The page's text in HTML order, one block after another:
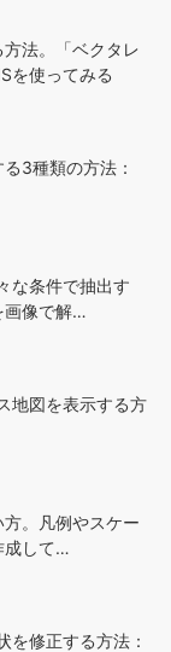
法。「ベクタレ
を使ってみる
3種類の方法：
な条件で抽出す
画像で解…
地図を表示する方
。凡例やスケー
成して…
を修正する方法：